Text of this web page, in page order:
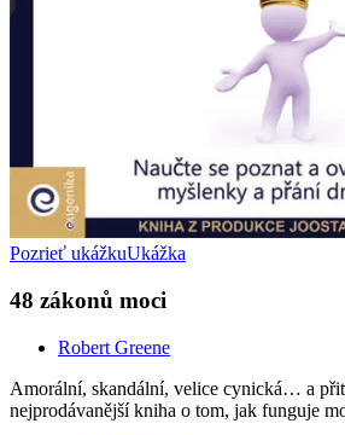
Pozrieť ukážkuUkážka
48 zákonů moci
Robert Greene
Amorální, skandální, velice cynická… a
nejprodávanější kniha o tom, jak funguje